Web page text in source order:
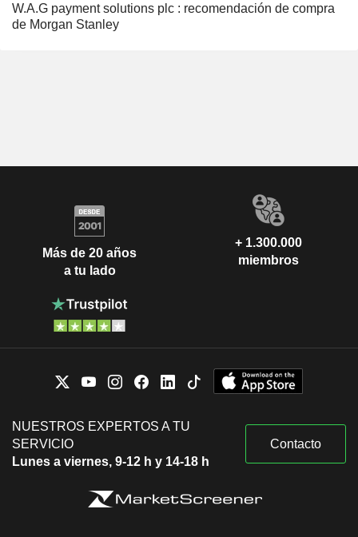
W.A.G payment solutions plc : recomendación de compra
de Morgan Stanley
Más de 20 años
a tu lado
+ 1.300.000
miembros
NUESTROS EXPERTOS A TU
SERVICIO
Lunes a viernes, 9-12 h y 14-18 h
Contacto